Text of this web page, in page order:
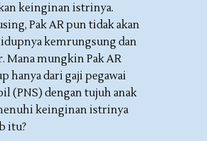
keinginan istrinya.
Pak AR pun tidak akan
kemrungsung dan
Mana mungkin Pak AR
hanya dari gaji pegawai
(PNS) dengan tujuh anak
keinginan istrinya
itu?